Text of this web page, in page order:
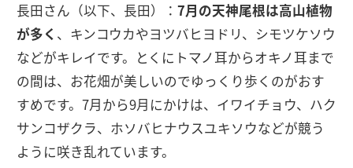
長田さん（以下、長田）： 7月の天神尾根は高山植物
が多く 、キンコウカやヨツバヒヨドリ、シモツケソウ
などがキレイです。とくにトマノ耳からオキノ耳まで
の間は、お花畑が美しいのでゆっくり歩くのがおす
すめです。7月から9月にかけは、イワイチョウ、ハク
サンコザクラ、ホソバヒナウスユキソウなどが競う
ように咲き乱れています。